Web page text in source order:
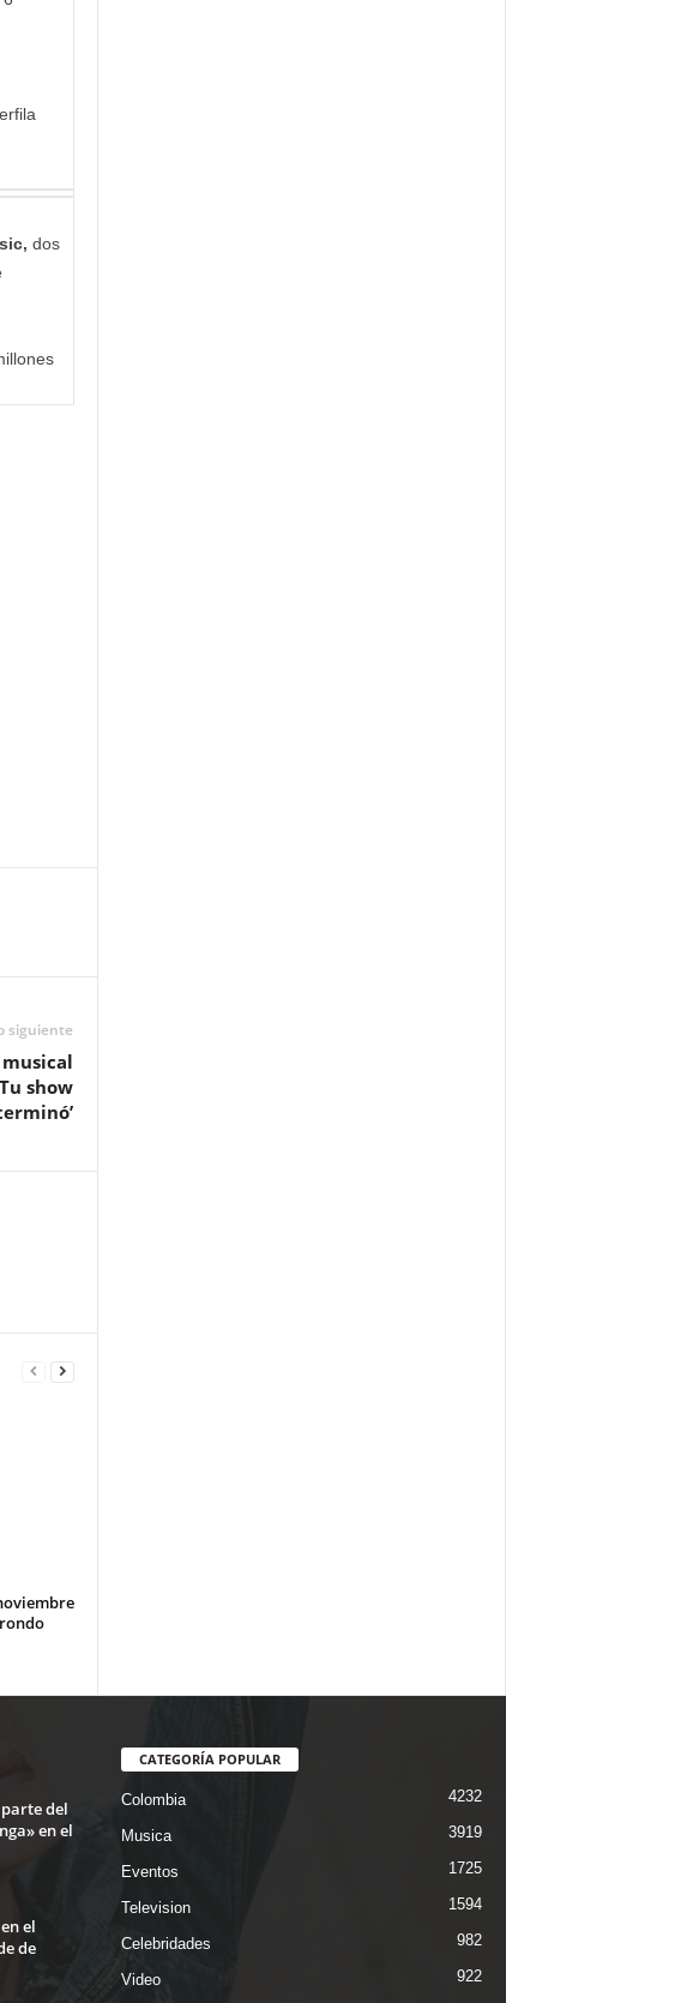
dos
siguiente
show
del
en el
el
de
CATEGORÍA POPULAR
Colombia 4232
Musica 3919
Eventos 1725
Television 1594
Celebridades 982
Video 922